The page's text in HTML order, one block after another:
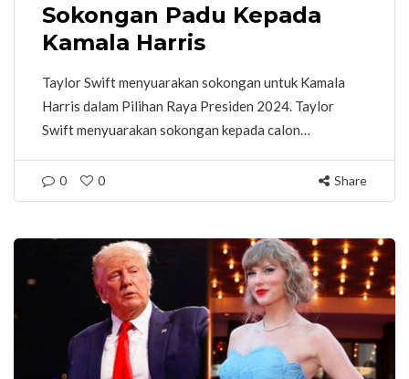
Sokongan Padu Kepada
Kamala Harris
Taylor Swift menyuarakan sokongan untuk Kamala
Harris dalam Pilihan Raya Presiden 2024. Taylor
Swift menyuarakan sokongan kepada calon…
0 0 Share